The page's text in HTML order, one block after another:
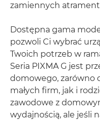
zamiennych
Dostępna gama
pozwoli Ci wybrać
Twoich potrzeb w
Seria PIXMA G jest
domowego, zarówno
małych firm, jak i
zawodowe z
wydajnością, ale jeśli